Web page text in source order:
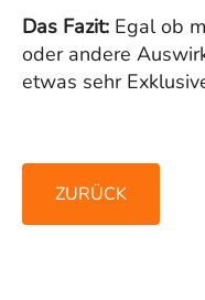
Das Fazit: Egal ob
oder andere
etwas sehr
ZURÜCK